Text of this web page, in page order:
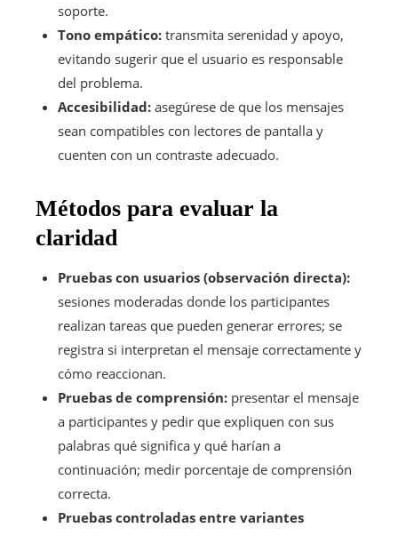
soporte.
Tono empático: transmita serenidad y apoyo,
evitando sugerir que el usuario es responsable
del problema.
Accesibilidad: asegúrese de que los mensajes
sean compatibles con lectores de pantalla y
cuenten con un contraste adecuado.
Métodos para evaluar la
claridad
Pruebas con usuarios (observación directa):
sesiones moderadas donde los participantes
realizan tareas que pueden generar errores; se
registra si interpretan el mensaje correctamente y
cómo reaccionan.
Pruebas de comprensión: presentar el mensaje
a participantes y pedir que expliquen con sus
palabras qué significa y qué harían a
continuación; medir porcentaje de comprensión
correcta.
Pruebas controladas entre variantes